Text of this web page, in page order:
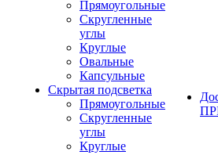
Прямоугольные
Скругленные
углы
Круглые
Овальные
Капсульные
Скрытая подсветка
Прямоугольные
Скругленные
углы
Круглые